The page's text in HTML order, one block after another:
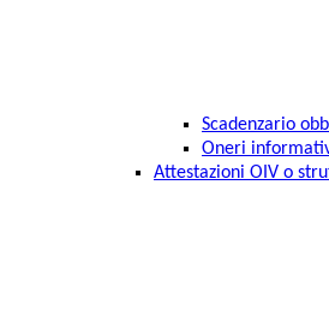
Scadenzario
Oneri
Attestazioni OIV o